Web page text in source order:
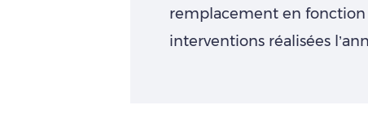
remplacement en
interventions réalisées